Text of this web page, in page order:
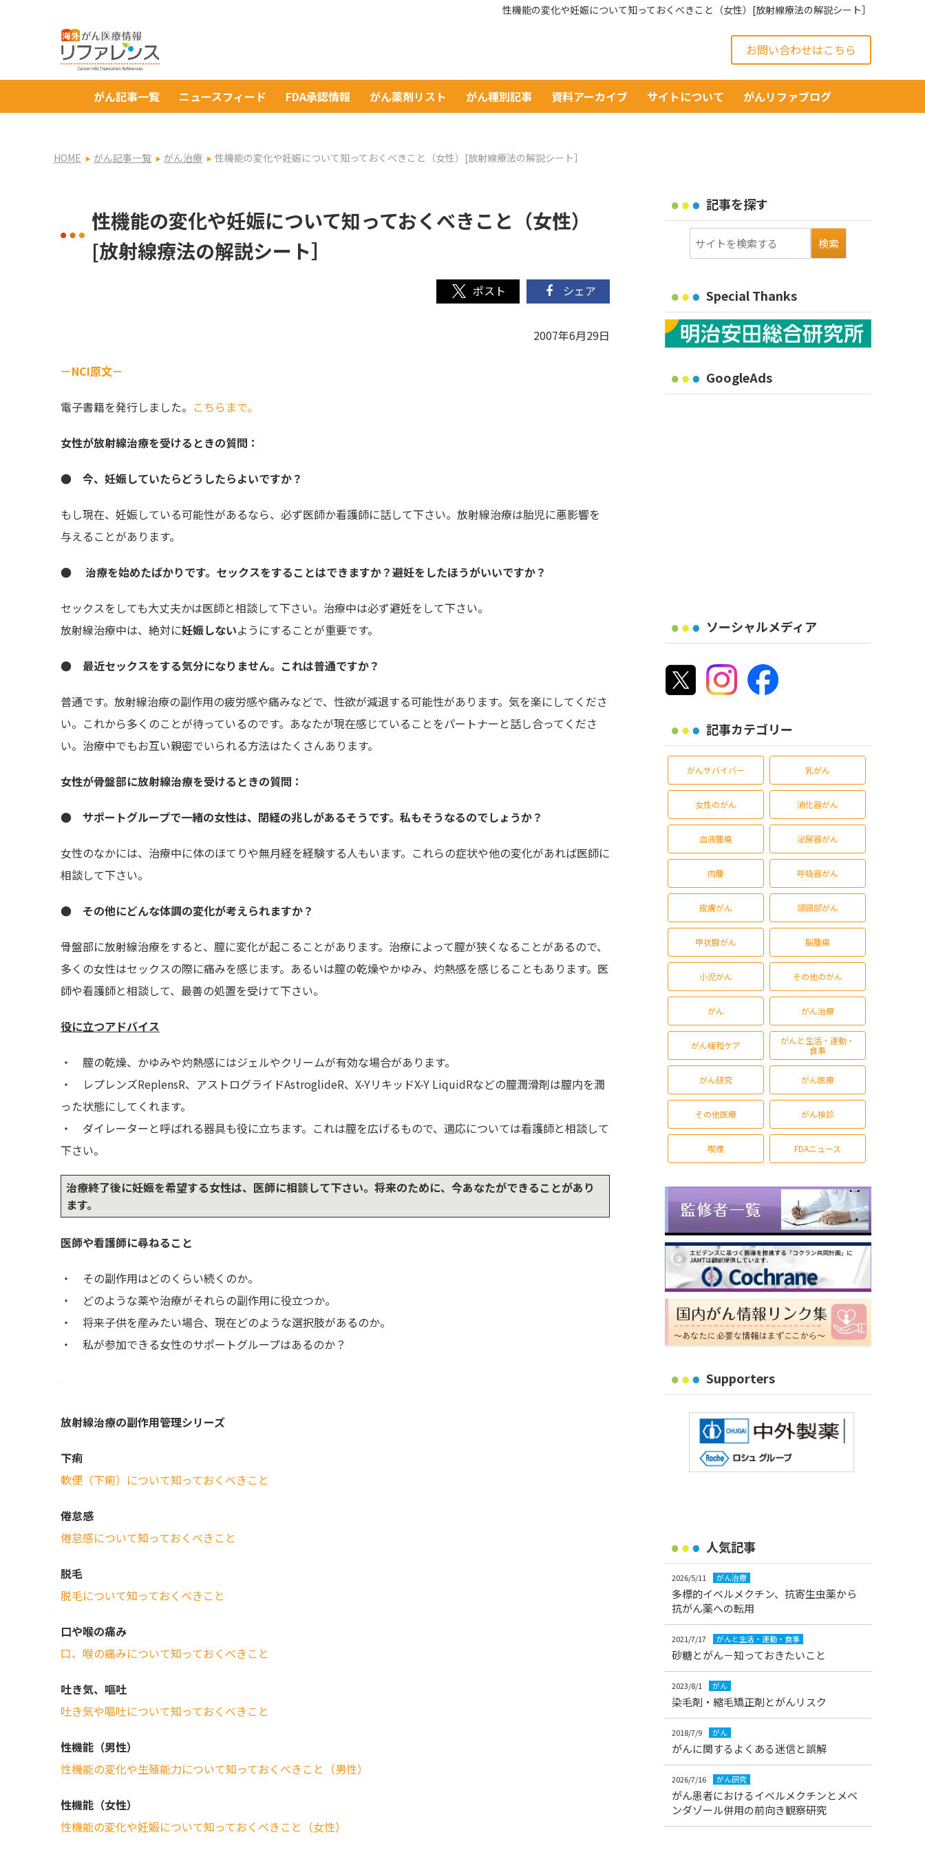
性機能の変化や妊娠について知っておくべきこと（女性）[放射線療法の解説シート］
お問い合わせはこちら
がん記事一覧 ニュースフィード FDA承認情報 がん薬剤リスト がん種別記事 資料アーカイブ サイトについて がんリファブログ
HOME がん記事一覧 がん治療 性機能の変化や妊娠について知っておくべきこと（女性）[放射線療法の解説シート］
性機能の変化や妊娠について知っておくべきこと（女性）
[放射線療法の解説シート］
シェア
2007年6月29日
－NCI原文－
電子書籍を発行しました。 こちらまで。
女性が放射線治療を受けるときの質問：
● 今、妊娠していたらどうしたらよいですか？
もし現在、妊娠している可能性があるなら、必ず医師か看護師に話して下さい。放射線治療は胎児に悪影響を
与えることがあります。
● 治療を始めたばかりです。セックスをすることはできますか？避妊をしたほうがいいですか？
セックスをしても大丈夫かは医師と相談して下さい。治療中は必ず避妊をして下さい。
放射線治療中は、絶対に妊娠しないようにすることが重要です。
● 最近セックスをする気分になりません。これは普通ですか？
普通です。放射線治療の副作用の疲労感や痛みなどで、性欲が減退する可能性があります。気を楽にしてくださ
い。これから多くのことが待っているのです。あなたが現在感じていることをパートナーと話し合ってくださ
い。治療中でもお互い親密でいられる方法はたくさんあります。
女性が骨盤部に放射線治療を受けるときの質問：
● サポートグループで一緒の女性は、閉経の兆しがあるそうです。私もそうなるのでしょうか？
女性のなかには、治療中に体のほてりや無月経を経験する人もいます。これらの症状や他の変化があれば医師に
相談して下さい。
● その他にどんな体調の変化が考えられますか？
骨盤部に放射線治療をすると、膣に変化が起こることがあります。治療によって膣が狭くなることがあるので、
多くの女性はセックスの際に痛みを感じます。あるいは膣の乾燥やかゆみ、灼熱感を感じることもあります。医
師や看護師と相談して、最善の処置を受けて下さい。
役に立つアドバイス
・ 膣の乾燥、かゆみや灼熱感にはジェルやクリームが有効な場合があります。
・ レプレンズReplensR、アストログライドAstroglideR、X-YリキッドX-Y LiquidRなどの膣潤滑剤は膣内を潤
った状態にしてくれます。
・ ダイレーターと呼ばれる器具も役に立ちます。これは膣を広げるもので、適応については看護師と相談して
下さい。
治療終了後に妊娠を希望する女性は、医師に相談して下さい。将来のために、今あなたができることがあり
ます。
医師や看護師に尋ねること
・ その副作用はどのくらい続くのか。
・ どのような薬や治療がそれらの副作用に役立つか。
・ 将来子供を産みたい場合、現在どのような選択肢があるのか。
・ 私が参加できる女性のサポートグループはあるのか？
放射線治療の副作用管理シリーズ
下痢
軟便（下痢）について知っておくべきこと
倦怠感
倦怠感について知っておくべきこと
脱毛
脱毛について知っておくべきこと
口や喉の痛み
口、喉の痛みについて知っておくべきこと
吐き気、嘔吐
吐き気や嘔吐について知っておくべきこと
性機能（男性）
性機能の変化や生殖能力について知っておくべきこと（男性）
性機能（女性）
性機能の変化や妊娠について知っておくべきこと（女性）
記事を探す
Special Thanks
GoogleAds
ソーシャルメディア
記事カテゴリー
がんサバイバー 乳がん
女性のがん 消化器がん
血液腫瘍 泌尿器がん
肉腫 呼吸器がん
皮膚がん 頭頸部がん
甲状腺がん 脳腫瘍
小児がん その他のがん
がん がん治療
がん緩和ケア
がんと生活・運動・
食事
がん研究 がん医療
その他医療 がん検診
喫煙 FDAニュース
Supporters
人気記事
2026/5/11 がん治療
多標的イベルメクチン、抗寄生虫薬から
抗がん薬への転用
2021/7/17 がんと生活・運動・食事
砂糖とがん－知っておきたいこと
2023/8/1 がん
染毛剤・縮毛矯正剤とがんリスク
2018/7/9 がん
がんに関するよくある迷信と誤解
2026/7/16 がん研究
がん患者におけるイベルメクチンとメベ
ンダゾール併用の前向き観察研究